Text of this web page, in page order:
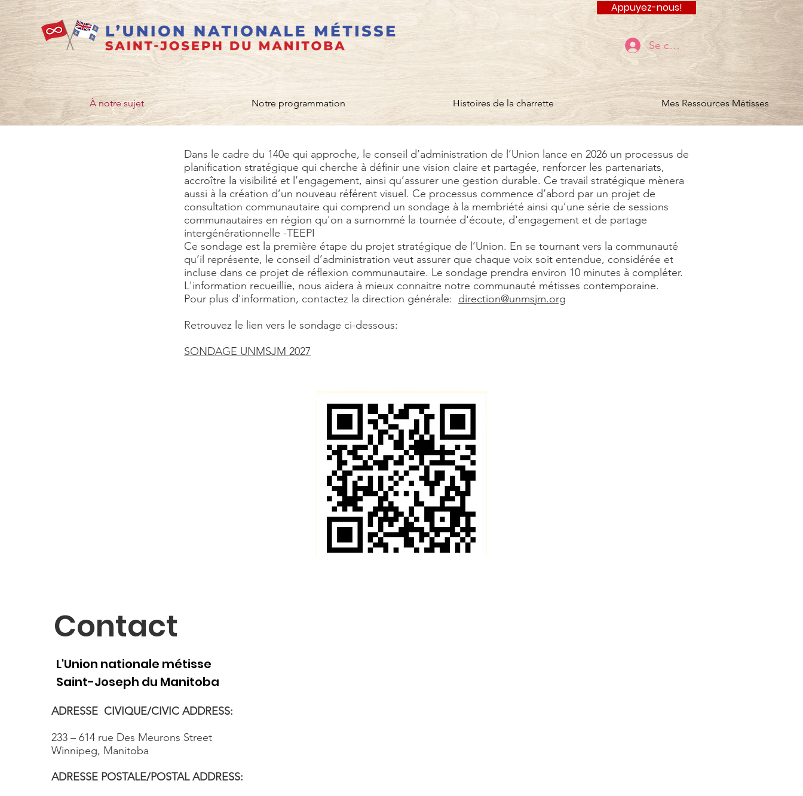
Appuyez-nous!
À notre sujet Notre programmation Histoires de la charrette Mes Ressources Métisses
Se connecter
Dans le cadre du 140e qui approche, le conseil d’administration de l’Union lance en 2026 un processus de
planification stratégique qui cherche à définir une vision claire et partagée, renforcer les partenariats,
accroître la visibilité et l’engagement, ainsi qu’assurer une gestion durable. Ce travail stratégique mènera
aussi à la création d’un nouveau référent visuel. Ce processus commence d’abord par un projet de
consultation communautaire qui comprend un sondage à la membriété ainsi qu’une série de sessions
communautaires en région qu'on a surnommé la tournée d'écoute, d'engagement et de partage
intergénérationnelle -TEEPI
Ce sondage est la première étape du projet stratégique de l’Union. En se tournant vers la communauté
qu’il représente, le conseil d’administration veut assurer que chaque voix soit entendue, considérée et
incluse dans ce projet de réflexion communautaire. Le sondage prendra environ 10 minutes à compléter.
L'information recueillie, nous aidera à mieux connaitre notre communauté métisses contemporaine.
Pour plus d'information, contactez la direction générale: direction@unmsjm.org
Retrouvez le lien vers le sondage ci-dessous:
SONDAGE UNMSJM 2027
Contact
L'Union nationale métisse
Saint-Joseph du Manitoba
ADRESSE CIVIQUE/CIVIC ADDRESS:
233 – 614 rue Des Meurons Street
Winnipeg, Manitoba
ADRESSE POSTALE/POSTAL ADDRESS: